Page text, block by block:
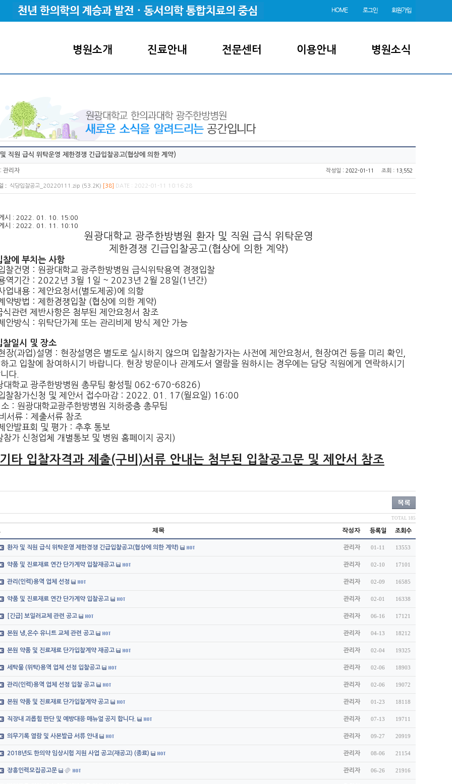
병원소개 진료안내 전문센터 이용안내 병원소식
직원 급식 위탁운영 제한경쟁 긴급입찰공고(협상에 의한 계약)
관리자 작성일 : 2022-01-11 조회 : 13,552
: 식당입찰공고_20220111.zip (53.2K) [38] DATE : 2022-01-11 10:16:28
시 : 2022. 01. 10. 15:00
시 : 2022. 01. 11. 10:10
원광대학교 광주한방병원 환자 및 직원 급식 위탁운영
제한경쟁 긴급입찰공고(협상에 의한 계약)
찰에 부치는 사항
찰건명 : 원광대학교 광주한방병원 급식위탁용역 경쟁입찰
역기간 : 2022년 3월 1일 ~ 2023년 2월 28일(1년간)
업내용 : 제안요청서(별도제공)에 의함
약방법 : 제한경쟁입찰 (협상에 의한 계약)
관련 제반사항은 첨부된 제안요청서 참조
안방식 : 위탁단가제 또는 관리비제 방식 제안 가능
찰일시 및 장소
장(과업)설명 : 현장설명은 별도로 실시하지 않으며 입찰참가자는 사전에 제안요청서, 현장여건 등을 미리 확인,
고 입찰에 참여하시기 바랍니다. 현장 방문이나 관계도서 열람을 원하시는 경우에는 담당 직원에게 연락하시기
다.
대학교 광주한방병원 총무팀 황성필 062-670-6826)
찰참가신청 및 제안서 접수마감 : 2022. 01. 17(월요일) 16:00
: 원광대학교광주한방병원 지하중층 총무팀
서류 : 제출서류 참조
안발표회 및 평가 : 추후 통보
참가 신청업체 개별통보 및 병원 홈페이지 공지)
타 입찰자격과 제출(구비)서류 안내는 첨부된 입찰공고문 및 제안서 참조
TOTAL 185
제목 작성자 등록일 조회수
환자 및 직원 급식 위탁운영 제한경쟁 긴급입찰공고(협상에 의한 계약) 관리자 01-11 13553
약품 및 진료재료 연간 단가계약 입찰재공고 관리자 02-10 17101
관리(인력)용역 업체 선정 관리자 02-09 16585
약품 및 진료재료 연간 단가계약 입찰공고 관리자 02-01 16338
[긴급] 보일러교체 관련 공고 관리자 06-16 17121
본원 냉,온수 유니트 교체 관련 공고 관리자 04-13 18212
본원 약품 및 진료재료 단가입찰계약 재공고 관리자 02-04 19325
세탁물 (위탁)용역 업체 선정 입찰공고 관리자 02-06 18903
관리(인력)용역 업체 선정 입찰 공고 관리자 02-06 19072
본원 약품 및 진료재료 단가입찰계약 공고 관리자 01-23 18118
직장내 괴롭힘 판단 및 예방대응 매뉴얼 공지 합니다. 관리자 07-13 19711
의무기록 열람 및 사본발급 서류 안내 관리자 09-27 20919
2018년도 한의약 임상시험 지원 사업 공고(재공고) (종료) 관리자 08-06 21154
장흥인력모집공고문 관리자 06-26 21916